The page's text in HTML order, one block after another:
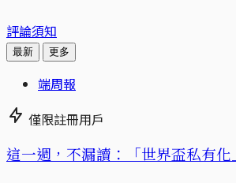
評論須知
最新 更多
端周報
僅限註冊用戶
這一週，不漏讀：「世界盃私有